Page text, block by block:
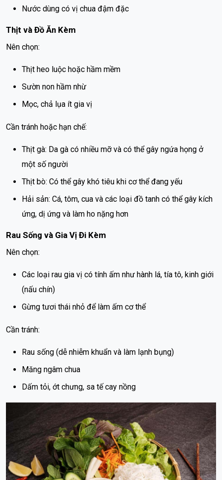
Nước dùng có vị chua đậm đặc
Thịt và Đồ Ăn Kèm
Nên chọn:
Thịt heo luộc hoặc hầm mềm
Sườn non hầm nhừ
Mọc, chả lụa ít gia vị
Cần tránh hoặc hạn chế:
Thịt gà: Da gà có nhiều mỡ và có thể gây ngứa họng ở
một số người
Thịt bò: Có thể gây khó tiêu khi cơ thể đang yếu
Hải sản: Cá, tôm, cua và các loại đồ tanh có thể gây kích
ứng, dị ứng và làm ho nặng hơn
Rau Sống và Gia Vị Đi Kèm
Nên chọn:
Các loại rau gia vị có tính ấm như hành lá, tía tô, kinh giới
(nấu chín)
Gừng tươi thái nhỏ để làm ấm cơ thể
Cần tránh:
Rau sống (dễ nhiễm khuẩn và làm lạnh bụng)
Măng ngâm chua
Dấm tỏi, ớt chưng, sa tế cay nồng